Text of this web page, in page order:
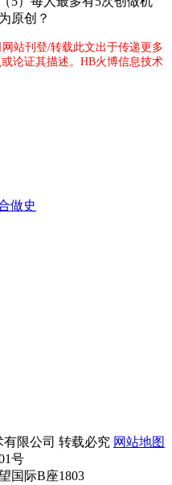
原创？
站刊登/转载此文出于传递更多
论证其描述。HB火博信息技术
做史
限公司 转载必究 网站地图
号
国际B座1803